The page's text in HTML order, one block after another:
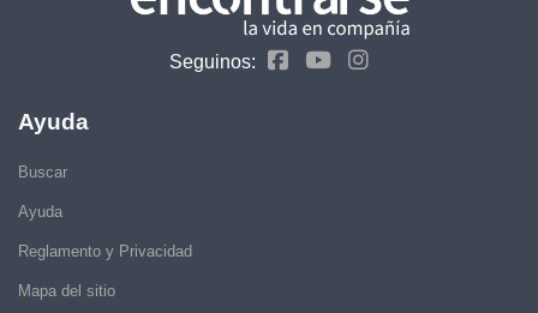
Seguinos:
Ayuda
Buscar
Ayuda
Reglamento y Privacidad
Mapa del sitio